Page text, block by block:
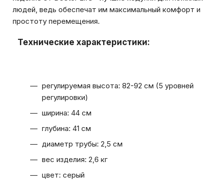
людей, ведь обеспечат им максимальный комфорт и
простоту перемещения.
Технические характеристики:
регулируемая высота: 82-92 см (5 уровней
регулировки)
ширина: 44 см
глубина: 41 см
диаметр трубы: 2,5 см
вес изделия: 2,6 кг
цвет: серый